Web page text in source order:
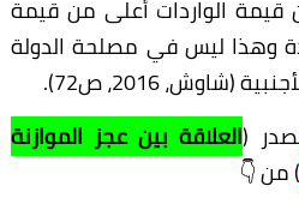
قيمة الواردات أعلى من قيمة
وهذا ليس في مصلحة الدولة
2016، ص72).
(العلاقة بين عجز الموازنة
) من 👇